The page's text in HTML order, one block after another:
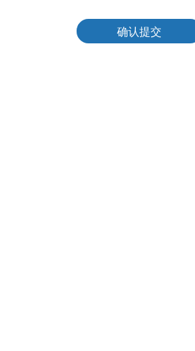
确认提交